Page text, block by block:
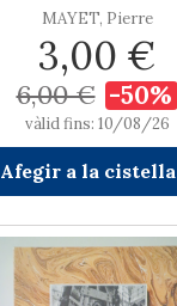
MAYET, Pierre
3,00 €
6,00 € -50%
vàlid fins: 10/08/26
Afegir a la cistella